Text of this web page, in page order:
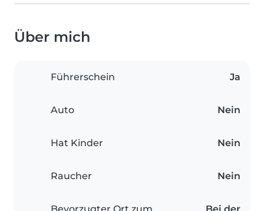
Über mich
Führerschein Ja
Auto Nein
Hat Kinder Nein
Raucher Nein